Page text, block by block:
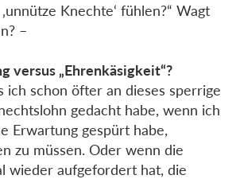
Knechte‘ fühlen?“ Wagt
–
versus „Ehrenkäsigkeit“?
ich schon öfter an dieses sperrige
gedacht habe, wenn ich
Erwartung gespürt habe,
zu müssen. Oder wenn die
wieder aufgefordert hat, die